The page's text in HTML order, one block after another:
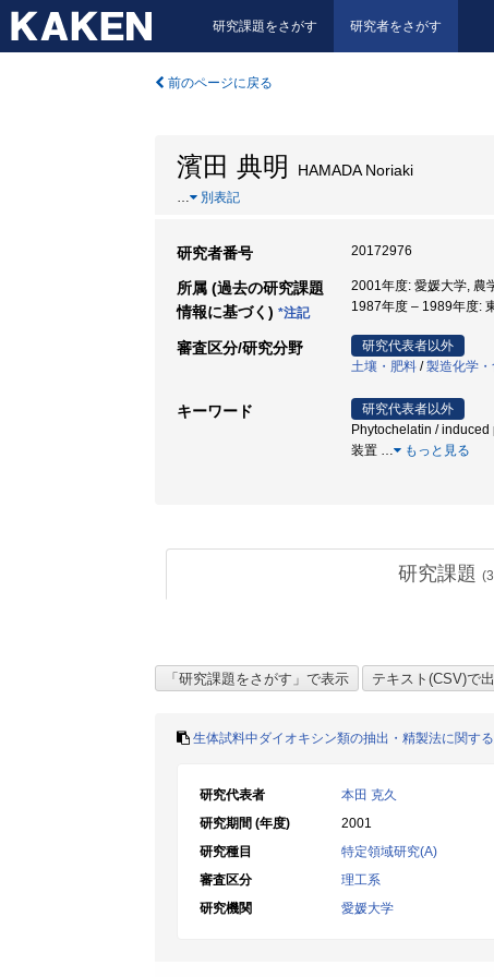
研究課題をさがす 研究者をさがす
前のページに戻る
濱田 典明 HAMADA Noriaki
… 別表記
研究者番号 20172976
所属 (過去の研究課題
情報に基づく) *注記
2001年度: 愛媛大学, 農
1987年度 – 1989年度:
審査区分/研究分野
研究代表者以外
土壤・肥料 /製造化学・
キーワード
研究代表者以外
Phytochelatin / induced
装置 … もっと見る
研究課題 (3
生体試料中ダイオキシン類の抽出・精製法に関す
研究代表者
本田 克久
研究期間 (年度)
2001
研究種目
特定領域研究(A)
審査区分
理工系
研究機関
愛媛大学